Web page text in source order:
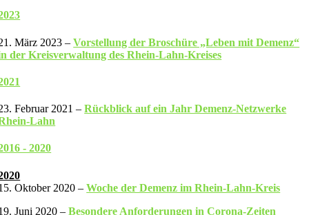
März 2023 –Vorstellung der Broschüre „Leben mit Demenz“
der Kreisverwaltung des Rhein-Lahn-Kreises
Februar 2021 –Rückblick auf ein Jahr Demenz-Netzwerke
Lahn
- 2020
Oktober 2020 –Woche der Demenz im Rhein-Lahn-Kreis
Juni 2020 –Besondere Anforderungen in Corona-Zeiten